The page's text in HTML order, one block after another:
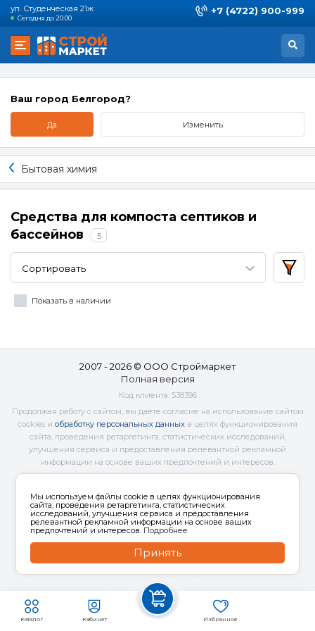
ул. Студенческая 21ж
Сегодня до 20:00
+7 (4722) 900-999
Каталог Кабинет Избранное
Ваш город Белгород?
Да Изменить
Бытовая химия
Средства для компоста септиков и
бассейнов
5
Сортировать
Показать в наличии
2007 - 2026 © ООО Строймаркет
Полная версия
Код клиента: 538396
Продолжая работу с сайтом, вы даете согласие на использование сайтом
cookies и обработку персональных данных в целях функционирования
сайта, проведения ретаргетинга, статистических исследований,
улучшения сервиса и предоставления релевантной рекламной
информации на основе ваших предпочтений и интересов.
Мы используем файлы cookie в целях функционирования
сайта, проведения ретаргетинга, статистических
исследований, улучшения сервиса и предоставления
релевантной рекламной информации на основе ваших
предпочтений и интересов. Подробнее
Принять